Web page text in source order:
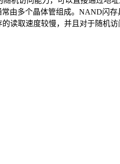
多个晶体管组成。NAND闪
读取速度较慢，并且对于随机